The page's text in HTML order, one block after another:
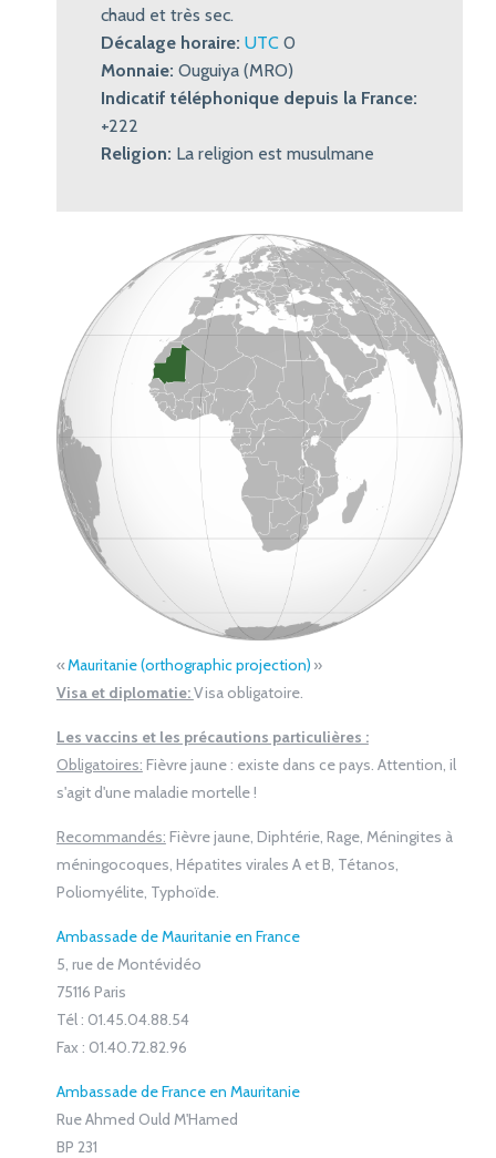
chaud et très sec.
Décalage horaire: UTC 0
Monnaie: Ouguiya (MRO)
Indicatif téléphonique depuis la France:
+222
Religion: La religion est musulmane
«Mauritanie (orthographic projection) »
Visa et diplomatie:Visa obligatoire.
Les vaccins et les précautions particulières :
Obligatoires: Fièvre jaune : existe dans ce pays. Attention, il
s'agit d'une maladie mortelle !
Recommandés: Fièvre jaune, Diphtérie, Rage, Méningites à
méningocoques, Hépatites virales A et B, Tétanos,
Poliomyélite, Typhoïde.
Ambassade de Mauritanie en France
5, rue de Montévidéo
75116 Paris
Tél : 01.45.04.88.54
Fax : 01.40.72.82.96
Ambassade de France en Mauritanie
Rue Ahmed Ould M'Hamed
BP 231